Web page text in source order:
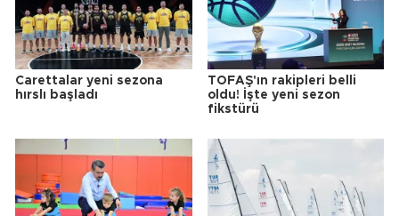
Carettalar yeni sezona
hırslı başladı
TOFAŞ'ın rakipleri belli
oldu! İşte yeni sezon
fikstürü